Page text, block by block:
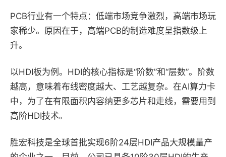
PCB行业有一个特点：低端市场竞争激烈，高端市场玩
家稀少。原因在于，高端PCB的制造难度呈指数级上
升。
以HDI板为例。HDI的核心指标是“阶数”和“层数”。阶数
越高，意味着布线密度越大、工艺越复杂。在AI算力卡
中，为了在有限面积内容纳更多芯片和走线，需要用到
高阶HDI技术。
胜宏科技是全球首批实现6阶24层HDI产品大规模量产